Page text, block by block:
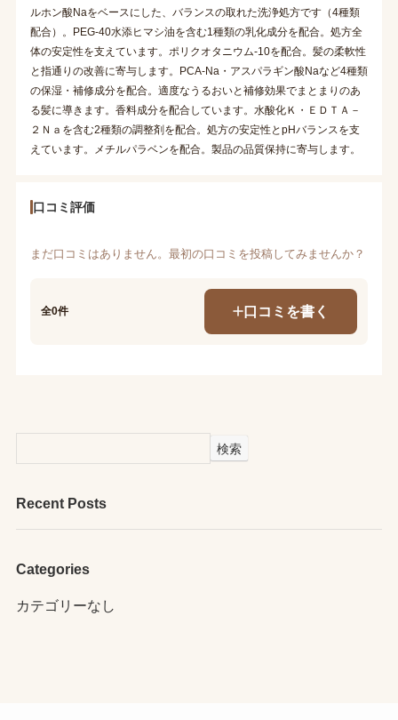
ルホン酸Naをベースにした、バランスの取れた洗浄処方です（4種類
配合）。PEG-40水添ヒマシ油を含む1種類の乳化成分を配合。処方全
体の安定性を支えています。ポリクオタニウム-10を配合。髪の柔軟性
と指通りの改善に寄与します。PCA-Na・アスパラギン酸Naなど4種類
の保湿・補修成分を配合。適度なうるおいと補修効果でまとまりのあ
る髪に導きます。香料成分を配合しています。水酸化Ｋ・ＥＤＴＡ－
２Ｎａを含む2種類の調整剤を配合。処方の安定性とpHバランスを支
えています。メチルパラベンを配合。製品の品質保持に寄与します。
口コミ評価
まだ口コミはありません。最初の口コミを投稿してみませんか？
全0件 口コミを書く
検索
Recent Posts
Categories
カテゴリーなし